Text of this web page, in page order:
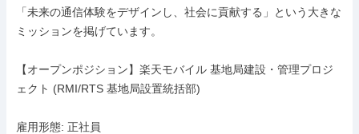
「未来の通信体験をデザインし、社会に貢献する」という大きな
ミッションを掲げています。
【オープンポジション】楽天モバイル 基地局建設・管理プロジ
ェクト (RMI/RTS 基地局設置統括部)
雇用形態: 正社員